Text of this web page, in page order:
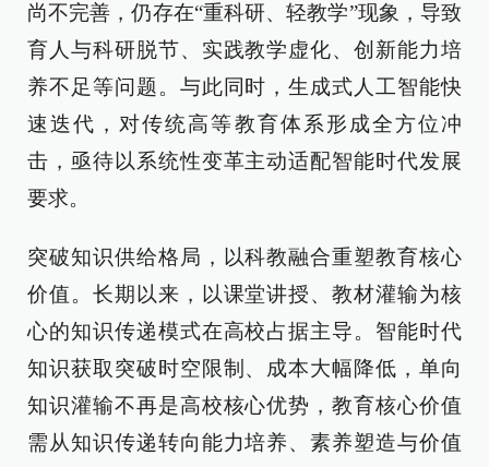
尚不完善，仍存在“重科研、轻教学”现象，导致
育人与科研脱节、实践教学虚化、创新能力培
养不足等问题。与此同时，生成式人工智能快
速迭代，对传统高等教育体系形成全方位冲
击，亟待以系统性变革主动适配智能时代发展
要求。
突破知识供给格局，以科教融合重塑教育核心
价值。长期以来，以课堂讲授、教材灌输为核
心的知识传递模式在高校占据主导。智能时代
知识获取突破时空限制、成本大幅降低，单向
知识灌输不再是高校核心优势，教育核心价值
需从知识传递转向能力培养、素养塑造与价值